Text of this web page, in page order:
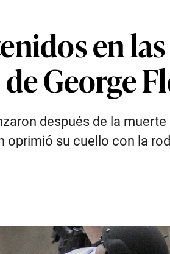
en
George
después de la
oprimió su cuello con la